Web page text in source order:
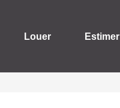
Louer Estimer